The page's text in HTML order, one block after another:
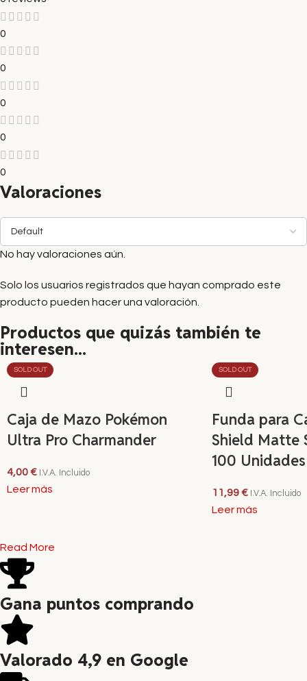
0
0
0
0
0
Valoraciones
No hay valoraciones aún.
Solo los usuarios registrados que hayan comprado este
producto pueden hacer una valoración.
Productos que quizás también te
interesen...
SOLD OUT
Caja de Mazo Pokémon
Ultra Pro Charmander
4,00€ I.V.A. Incluido
Leer más
SOLD OUT
Funda para
Shield Matte
100 Unidades
11,99€ I.V.A. Incluido
Leer más
Read More
Gana puntos comprando
Valorado 4,9 en Google